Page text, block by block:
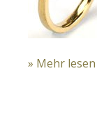
» Mehr lesen